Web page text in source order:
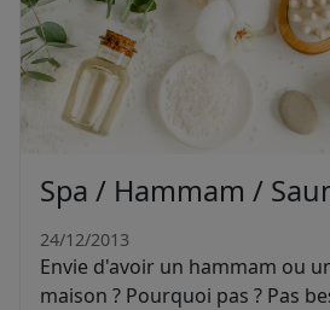
Spa / Hammam /
24/12/2013
Envie d'avoir un hammam ou
maison ? Pourquoi pas ? Pas